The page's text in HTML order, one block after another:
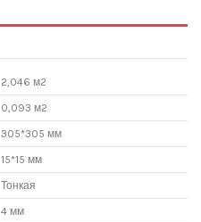
2,046 м2
0,093 м2
305*305 мм
15*15 мм
Тонкая
4 мм